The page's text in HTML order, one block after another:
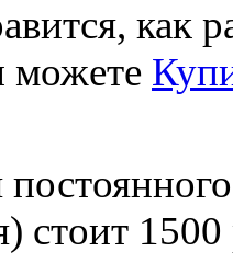
как
можете
стоит 1500